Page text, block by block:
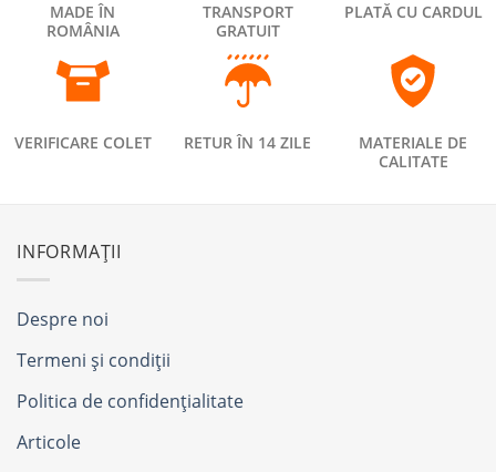
MADE ÎN
ROMÂNIA
TRANSPORT
GRATUIT
PLATĂ CU CARDUL
VERIFICARE COLET RETUR ÎN 14 ZILE
MATERIALE DE
CALITATE
INFORMAȚII
Despre noi
Termeni și condiții
Politica de confidențialitate
Articole